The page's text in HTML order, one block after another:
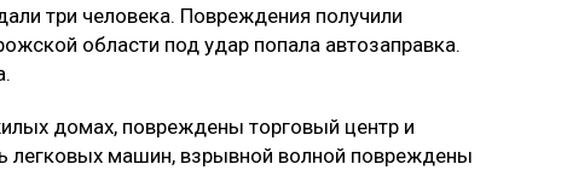
три человека. Повреждения получили
области под удар попала автозаправка.
домах, повреждены торговый центр и
легковых машин, взрывной волной повреждены